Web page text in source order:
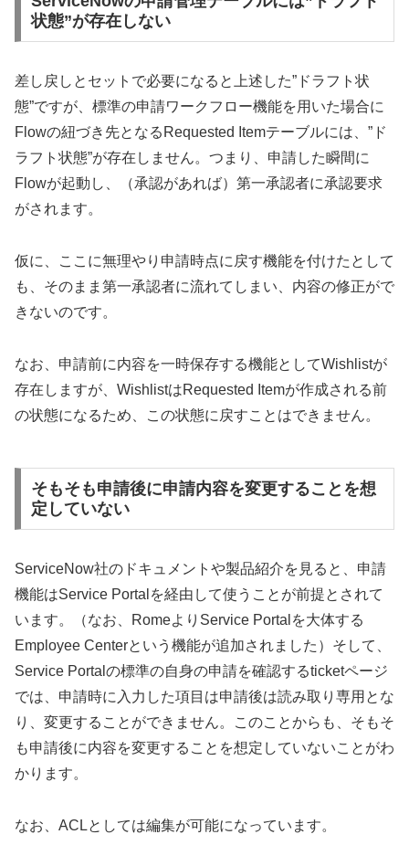
状態”が存在しない
差し戻しとセットで必要になると上述した”ドラフト状
態”ですが、標準の申請ワークフロー機能を用いた場合に
Flowの紐づき先となるRequested Itemテーブルには、”ド
ラフト状態”が存在しません。つまり、申請した瞬間に
Flowが起動し、（承認があれば）第一承認者に承認要求
がされます。
仮に、ここに無理やり申請時点に戻す機能を付けたとして
も、そのまま第一承認者に流れてしまい、内容の修正がで
きないのです。
なお、申請前に内容を一時保存する機能としてWishlistが
存在しますが、WishlistはRequested Itemが作成される前
の状態になるため、この状態に戻すことはできません。
そもそも申請後に申請内容を変更することを想
定していない
ServiceNow社のドキュメントや製品紹介を見ると、申請
機能はService Portalを経由して使うことが前提とされて
います。（なお、RomeよりService Portalを大体する
Employee Centerという機能が追加されました）そして、
Service Portalの標準の自身の申請を確認するticketページ
では、申請時に入力した項目は申請後は読み取り専用とな
り、変更することができません。このことからも、そもそ
も申請後に内容を変更することを想定していないことがわ
かります。
なお、ACLとしては編集が可能になっています。